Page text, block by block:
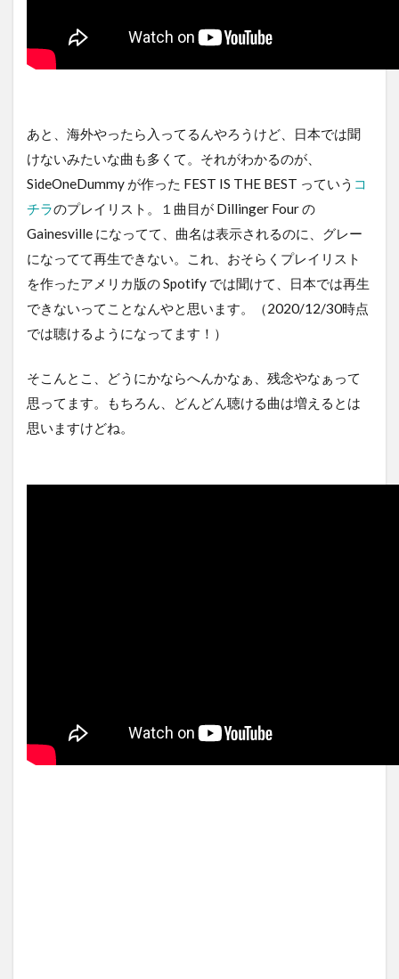
あと、海外やったら入ってるんやろうけど、日本では聞
けないみたいな曲も多くて。それがわかるのが、
SideOneDummy が作った FEST IS THE BEST っていう コ
チラのプレイリスト。１曲目が Dillinger Four の
Gainesville になってて、曲名は表示されるのに、グレー
になってて再生できない。これ、おそらくプレイリスト
を作ったアメリカ版の Spotify では聞けて、日本では再生
できないってことなんやと思います。（2020/12/30時点
では聴けるようになってます！）
そこんとこ、どうにかならへんかなぁ、残念やなぁって
思ってます。もちろん、どんどん聴ける曲は増えるとは
思いますけどね。